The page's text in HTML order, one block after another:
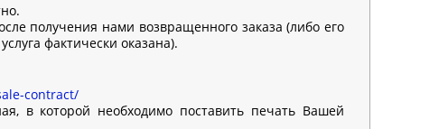
получения нами возвращенного заказа (либо его
фактически оказана).
contract/
в которой необходимо поставить печать Вашей